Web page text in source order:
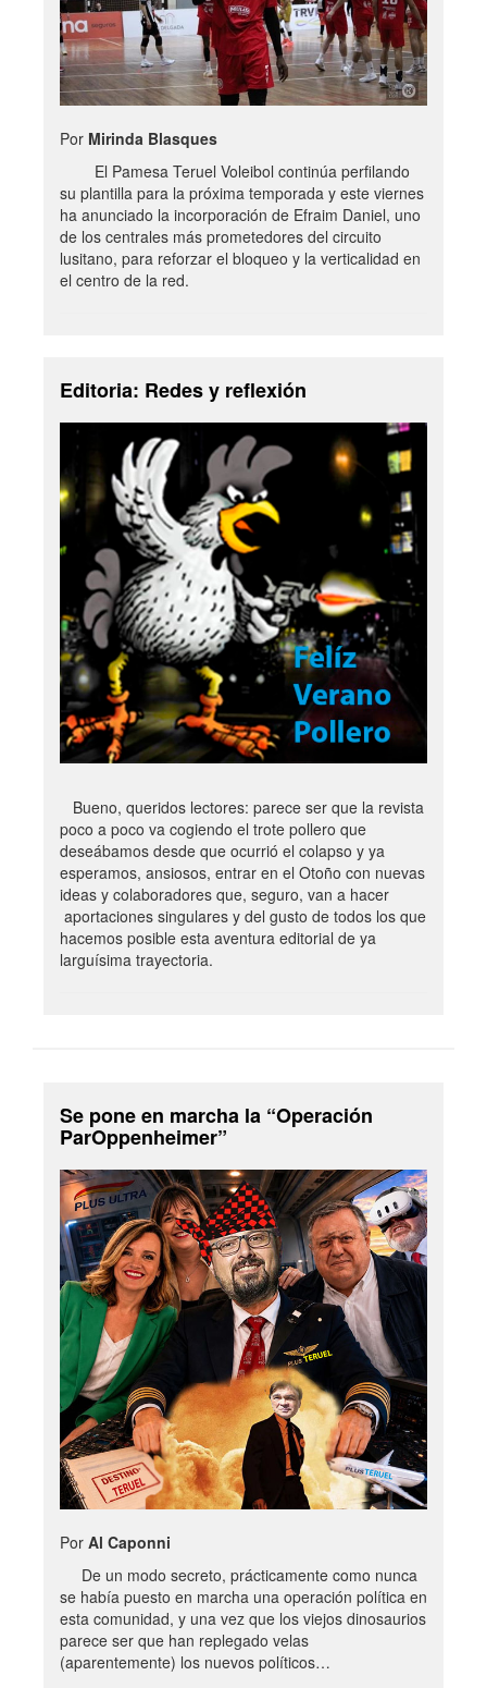
Por Mirinda Blasques
El Pamesa Teruel Voleibol continúa perfilando
su plantilla para la próxima temporada y este viernes
ha anunciado la incorporación de Efraim Daniel, uno
de los centrales más prometedores del circuito
lusitano, para reforzar el bloqueo y la verticalidad en
el centro de la red.
Editoria: Redes y reflexión
Bueno, queridos lectores: parece ser que la revista
poco a poco va cogiendo el trote pollero que
deseábamos desde que ocurrió el colapso y ya
esperamos, ansiosos, entrar en el Otoño con nuevas
ideas y colaboradores que, seguro, van a hacer
aportaciones singulares y del gusto de todos los que
hacemos posible esta aventura editorial de ya
larguísima trayectoria.
Se pone en marcha la “Operación
ParOppenheimer”
Por Al Caponni
De un modo secreto, prácticamente como nunca
se había puesto en marcha una operación política en
esta comunidad, y una vez que los viejos dinosaurios
parece ser que han replegado velas
(aparentemente) los nuevos políticos…